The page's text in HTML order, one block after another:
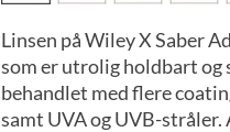
Linsen på Wiley X Saber
som er utrolig holdbart
behandlet med flere
samt UVA og UVB-